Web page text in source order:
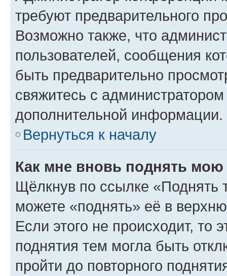
требуют предварительного
Возможно также, что
пользователей, сообщения
быть предварительно
свяжитесь с
дополнительной информации.
Вернуться к началу
Как мне вновь поднять мою
Щёлкнув по ссылке «Поднять
можете «поднять» её в
Если этого не происходит, то
поднятия тем могла быть
пройти до повторного